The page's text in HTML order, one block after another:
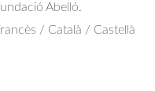
Abelló.
/ Català / Castellà